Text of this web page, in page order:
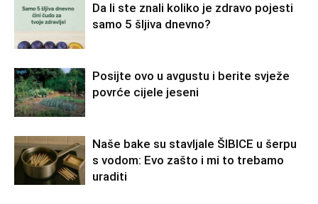
Da li ste znali koliko je zdravo pojesti
samo 5 šljiva dnevno?
Posijte ovo u avgustu i berite svježe
povrće cijele jeseni
Naše bake su stavljale ŠIBICE u šerpu
s vodom: Evo zašto i mi to trebamo
uraditi